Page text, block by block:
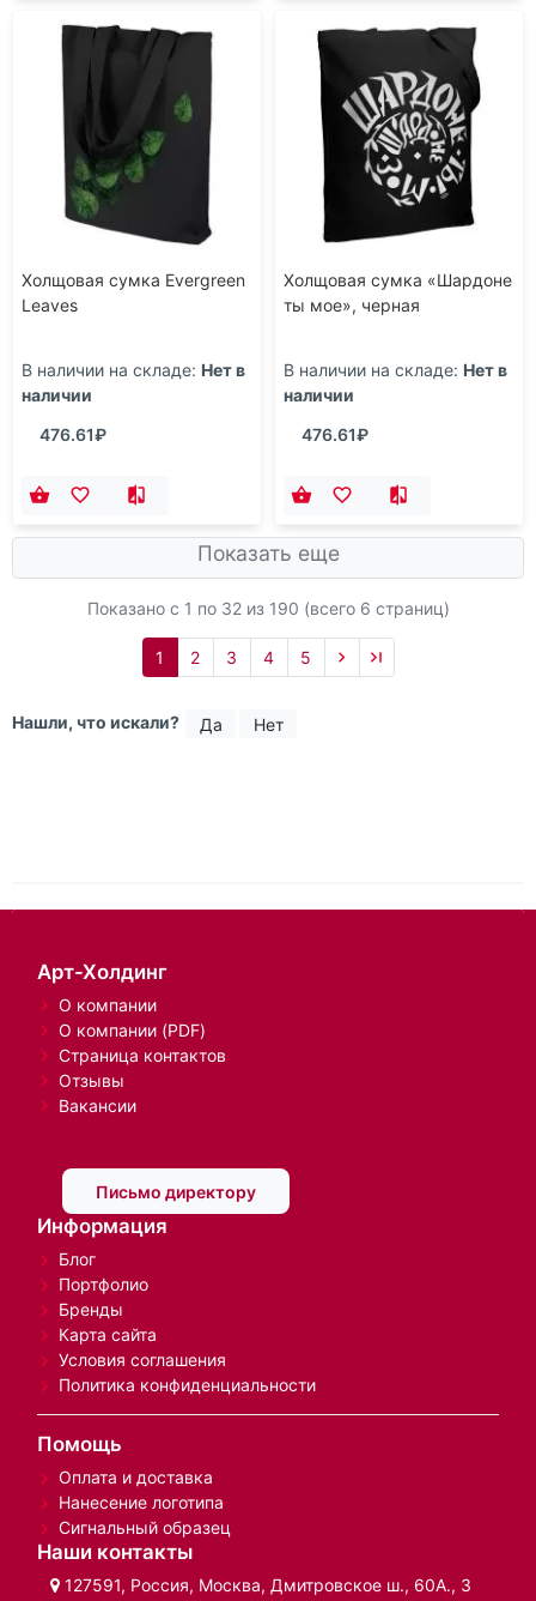
Холщовая сумка Evergreen
Leaves
В наличии на складе: Нет в
наличии
476.61₽
Холщовая сумка «Шардоне
ты мое», черная
В наличии на складе: Нет в
наличии
476.61₽
Показать еще
Показано с 1 по 32из 190 (всего 6 страниц)
1 2 3 4 5
Нашли, что искали? Да Нет
Арт-Холдинг
О компании
О компании (PDF)
Страница контактов
Отзывы
Вакансии
Письмо директору
Информация
Блог
Портфолио
Бренды
Карта сайта
Условия соглашения
Политика конфиденциальности
Помощь
Оплата и доставка
Нанесение логотипа
Сигнальный образец
Наши контакты
127591, Россия, Москва, Дмитровское ш., 60А., 3